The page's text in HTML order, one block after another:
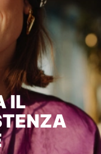
IL